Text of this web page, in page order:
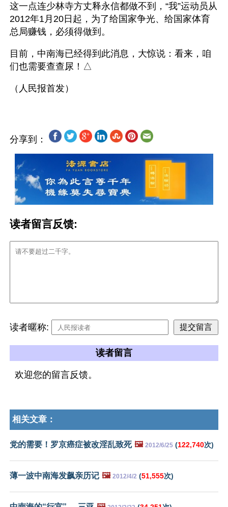
这一点连少林寺方丈释永信都做不到，“我”运动员从
2012年1月20日起，为了给国家争光、给国家体育
总局赚钱，必须得做到。
目前，中南海已经得到此消息，大惊说：看来，咱
们也需要查查尿！△
分享到：
读者留言反馈:
读者暱称:
读者留言
欢迎您的留言反馈。
相关文章：
党的需要！罗京癌症被改淫乱致死 🖼️ 2012/6/25 (122,740次)
薄一波中南海发飙亲历记 🖼️ 2012/4/2 (51,555次)